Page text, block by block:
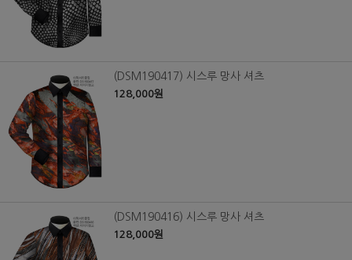
(DSM190417) 시스루 망사 셔츠
128,000원
(DSM190416) 시스루 망사 셔츠
128,000원